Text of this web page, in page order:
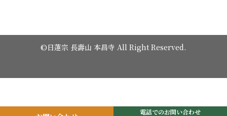
電話でのお問い合わせ
©日蓮宗 長壽山 本昌寺 All Right Reserved.